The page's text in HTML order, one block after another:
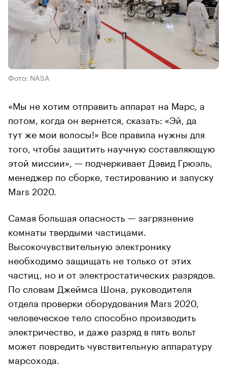
Фото: NASA
«Мы не хотим отправить аппарат на Марс, а
потом, когда он вернется, сказать: «Эй, да
тут же мои волосы!» Все правила нужны для
того, чтобы защитить научную составляющую
этой миссии», — подчеркивает Дэвид Грюэль,
менеджер по сборке, тестированию и запуску
Mars 2020.
Самая большая опасность — загрязнение
комнаты твердыми частицами.
Высокочувствительную электронику
необходимо защищать не только от этих
частиц, но и от электростатических разрядов.
По словам Джеймса Шона, руководителя
отдела проверки оборудования Mars 2020,
человеческое тело способно производить
электричество, и даже разряд в пять вольт
может повредить чувствительную аппаратуру
марсохода.